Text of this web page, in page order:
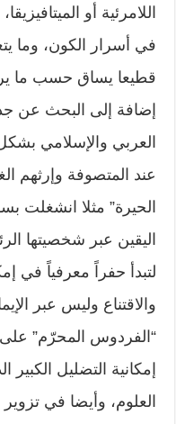
اللامرئية أو
في أسرار الكون، وما
قطيعا يساق حسب ما
إضافة إلى البحث عن
العربي والإسلامي
عند المتصوفة وإرثهم
الحيرة” مثلا انشغلت
اليقين عبر شخصيتها
لتبدأ حفراً معرفياً في
والاقتناع وليس عبر
“الفردوس المحرّم”
إمكانية التضليل
العلوم، وأيضا في